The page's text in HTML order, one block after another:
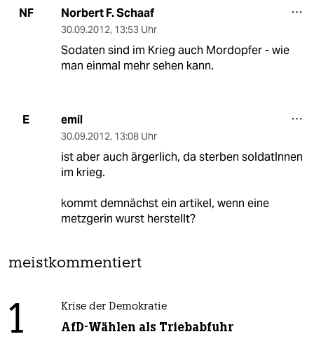
NF Norbert F. Schaaf
30.09.2012, 13:53 Uhr
Sodaten sind im Krieg auch Mordopfer - wie
man einmal mehr sehen kann.
E emil
30.09.2012, 13:08 Uhr
ist aber auch ärgerlich, da sterben soldatInnen
im krieg.
kommt demnächst ein artikel, wenn eine
metzgerin wurst herstellt?
meistkommentiert
1 Krise der Demokratie
AfD-Wählen als Triebabfuhr